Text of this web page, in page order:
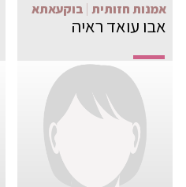
אמנות חזותית בוקעאתא
אבו עואד ראיה